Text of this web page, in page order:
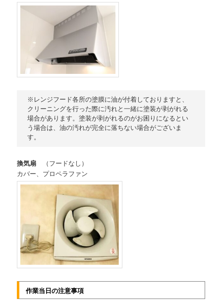
※レンジフード各所の塗膜に油が付着しておりますと、
クリーニングを行った際に汚れと一緒に塗装が剥がれる
場合があります。塗装が剥がれるのがお困りになるとい
う場合は、油の汚れが完全に落ちない場合がございま
す。
換気扇 （フードなし）
カバー、プロペラファン
作業当日の注意事項